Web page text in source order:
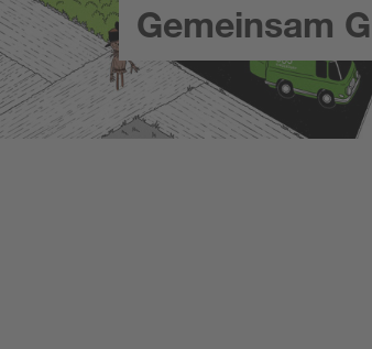
Gemeinsam